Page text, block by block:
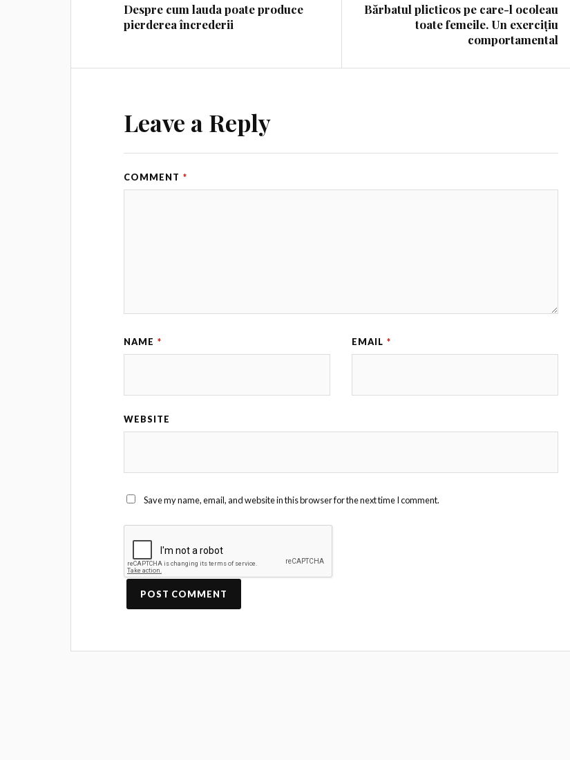
Despre cum lauda poate produce
pierderea încrederii
Bărbatul plicticos pe care-l ocoleau
toate femeile. Un exercițiu
comportamental
Leave a Reply
COMMENT *
NAME * EMAIL *
WEBSITE
Save my name, email, and website in this browser for the next time I comment.